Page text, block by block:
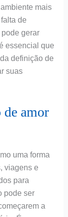
mais
de
gerar
essencial que
definição de
suas
amor
uma forma
viagens e
para
pode ser
a